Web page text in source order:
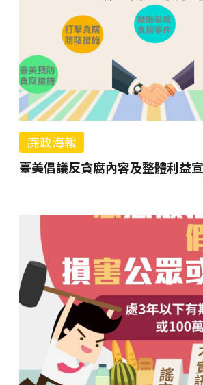
廉政海報
臺美倡議反貪腐內容及整體利益